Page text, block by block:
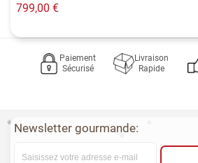
799,00 €
Paiement
Sécurisé
Livraison
Rapide
Newsletter gourmande: